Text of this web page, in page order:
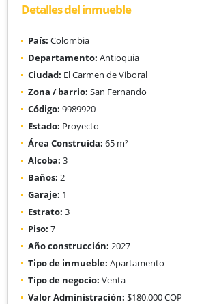
Detalles del inmueble
País: Colombia
Departamento: Antioquia
Ciudad: El Carmen de Viboral
Zona / barrio: San Fernando
Código: 9989920
Estado: Proyecto
Área Construida: 65 m²
Alcoba: 3
Baños: 2
Garaje: 1
Estrato: 3
Piso: 7
Año construcción: 2027
Tipo de inmueble: Apartamento
Tipo de negocio: Venta
Valor Administración: $180.000 COP